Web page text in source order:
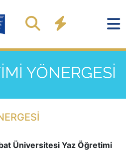
YÖNERGESİ
Üniversitesi Yaz Öğretimi